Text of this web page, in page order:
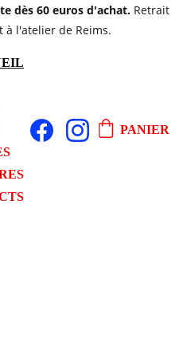
dès 60 euros d'achat. Retrait
l'atelier de Reims.
PANIER